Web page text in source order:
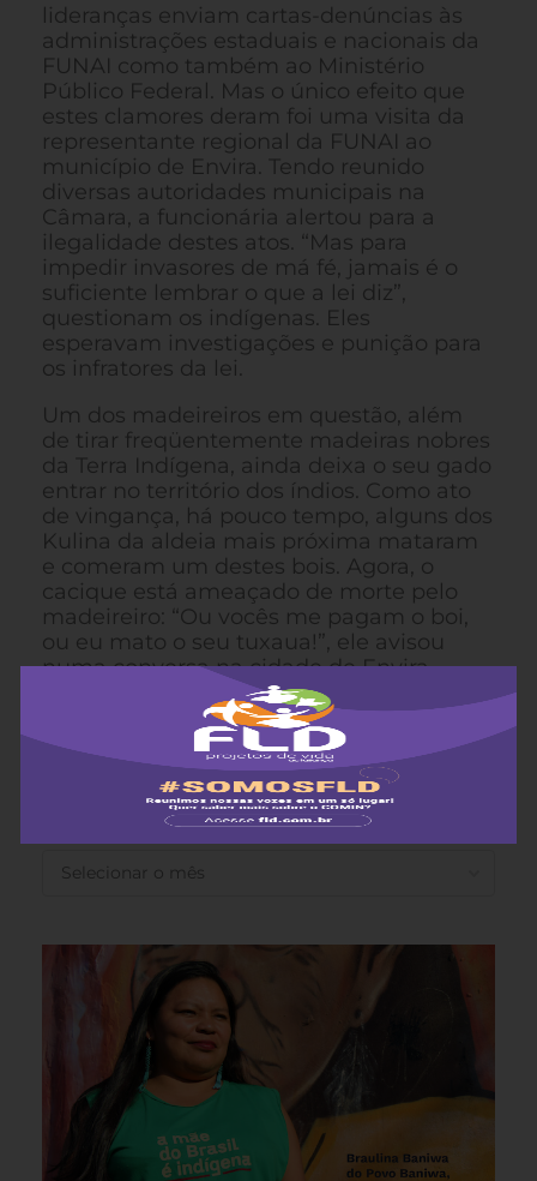
lideranças enviam cartas-denúncias às
administrações estaduais e nacionais da
FUNAI como também ao Ministério
Público Federal. Mas o único efeito que
estes clamores deram foi uma visita da
representante regional da FUNAI ao
município de Envira. Tendo reunido
diversas autoridades municipais na
Câmara, a funcionária alertou para a
ilegalidade destes atos. “Mas para
impedir invasores de má fé, jamais é o
suficiente lembrar o que a lei diz”,
questionam os indígenas. Eles
esperavam investigações e punição para
os infratores da lei.
Um dos madeireiros em questão, além
de tirar freqüentemente madeiras nobres
da Terra Indígena, ainda deixa o seu gado
entrar no território dos índios. Como ato
de vingança, há pouco tempo, alguns dos
Kulina da aldeia mais próxima mataram
e comeram um destes bois. Agora, o
cacique está ameaçado de morte pelo
madeireiro: “Ou vocês me pagam o boi,
ou eu mato o seu tuxaua!”, ele avisou
numa conversa na cidade de Envira.
ANTERIORES